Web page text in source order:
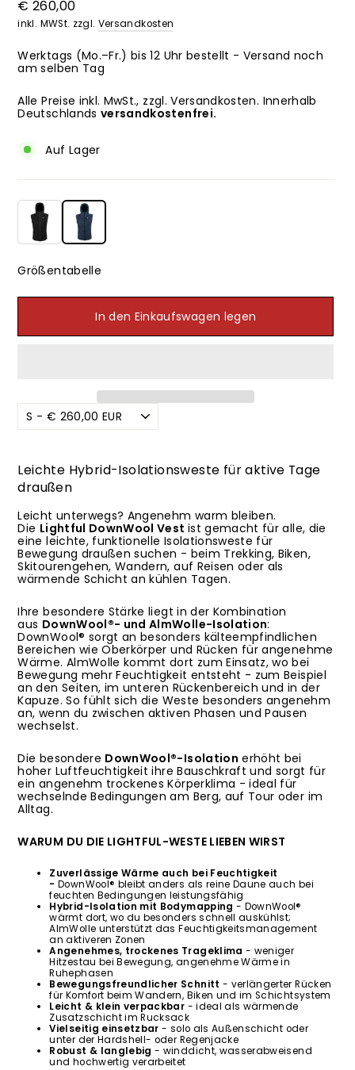
Normaler
Preis
€ 260,00
inkl. MWSt. zzgl. Versandkosten
Werktags (Mo.–Fr.) bis 12 Uhr bestellt - Versand noch
am selben Tag
Alle Preise inkl. MwSt., zzgl. Versandkosten. Innerhalb
Deutschlands versandkostenfrei.
Auf Lager
Größentabelle
In den Einkaufswagen legen
Leichte Hybrid-Isolationsweste für aktive Tage
draußen
Leicht unterwegs? Angenehm warm bleiben.
Die Lightful DownWool Vest ist gemacht für alle, die
eine leichte, funktionelle Isolationsweste für
Bewegung draußen suchen - beim Trekking, Biken,
Skitourengehen, Wandern, auf Reisen oder als
wärmende Schicht an kühlen Tagen.
Ihre besondere Stärke liegt in der Kombination
aus DownWool®- und AlmWolle-Isolation:
DownWool® sorgt an besonders kälteempfindlichen
Bereichen wie Oberkörper und Rücken für angenehme
Wärme. AlmWolle kommt dort zum Einsatz, wo bei
Bewegung mehr Feuchtigkeit entsteht - zum Beispiel
an den Seiten, im unteren Rückenbereich und in der
Kapuze. So fühlt sich die Weste besonders angenehm
an, wenn du zwischen aktiven Phasen und Pausen
wechselst.
Die besondere DownWool®-Isolation erhöht bei
hoher Luftfeuchtigkeit ihre Bauschkraft und sorgt für
ein angenehm trockenes Körperklima - ideal für
wechselnde Bedingungen am Berg, auf Tour oder im
Alltag.
WARUM DU DIE LIGHTFUL-WESTE LIEBEN WIRST
Zuverlässige Wärme auch bei Feuchtigkeit
- DownWool® bleibt anders als reine Daune auch bei
feuchten Bedingungen leistungsfähig
Hybrid-Isolation mit Bodymapping - DownWool®
wärmt dort, wo du besonders schnell auskühlst;
AlmWolle unterstützt das Feuchtigkeitsmanagement
an aktiveren Zonen
Angenehmes, trockenes Trageklima - weniger
Hitzestau bei Bewegung, angenehme Wärme in
Ruhephasen
Bewegungsfreundlicher Schnitt - verlängerter Rücken
für Komfort beim Wandern, Biken und im Schichtsystem
Leicht & klein verpackbar - ideal als wärmende
Zusatzschicht im Rucksack
Vielseitig einsetzbar- solo als Außenschicht oder
unter der Hardshell- oder Regenjacke
Robust & langlebig- winddicht, wasserabweisend
und hochwertig verarbeitet